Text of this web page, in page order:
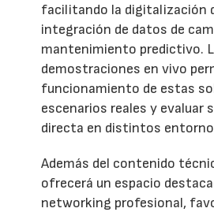
facilitando la digitalización
integración de datos de
mantenimiento predictivo.
demostraciones en vivo
funcionamiento de estas
escenarios reales y evaluar
directa en distintos
Además del contenido
ofrecerá un espacio
networking profesional,